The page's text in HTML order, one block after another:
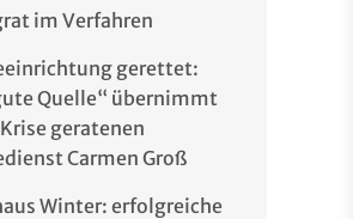
im Verfahren
gerettet:
Quelle“ übernimmt
geratenen
Carmen Groß
Winter: erfolgreiche